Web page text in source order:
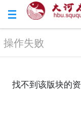
操作失败
找不到该版块的